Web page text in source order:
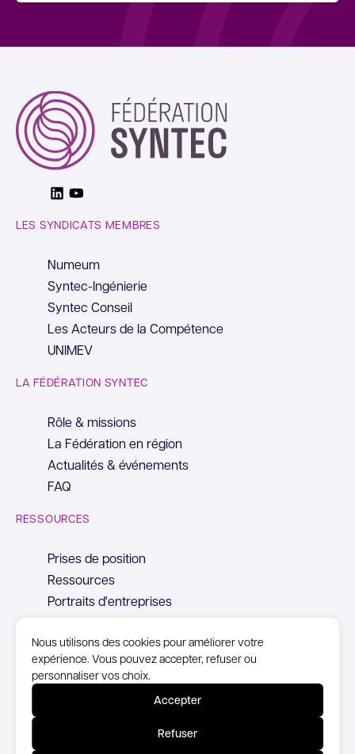
Nous utilisons des cookies pour améliorer votre
expérience. Vous pouvez accepter, refuser ou
personnaliser vos choix.
Accepter
Refuser
LinkedinYoutube
LES SYNDICATS MEMBRES
Numeum
Syntec-Ingénierie
Syntec Conseil
Les Acteurs de la Compétence
UNIMEV
LA FÉDÉRATION SYNTEC
Rôle & missions
La Fédération en région
Actualités & événements
FAQ
RESSOURCES
Prises de position
Ressources
Portraits d'entreprises
© Copyright Syntec, 2026
Politique de confidentialité